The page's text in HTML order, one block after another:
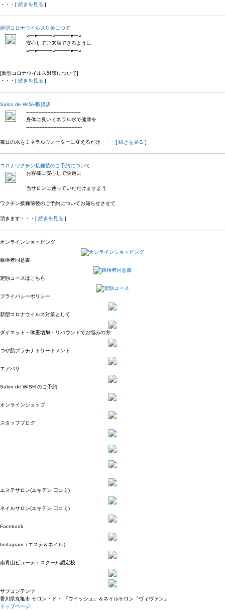
・・・[ 続きを見る ]
新型コロナウイルス対策につて
○━●━━━○━━━●━○
安心してご来店できるように
○━●━━━○━━━●━○
[新型コロナウイルス対策について]
・・・[ 続きを見る ]
Salon de WISH取扱店
------------------------------------
身体に良いミネラル水で健康を
-------------------------------------
毎日の水をミネラルウォーターに変えるだけ・・・[ 続きを見る ]
コロナワクチン接種後のご予約について
お客様に安心して快適に
当サロンに通っていただけますよう
ワクチン接種前後のご予約についてお知らせさせて
頂きます・・・[ 続きを見る ]
オンラインショッピング
親権者同意書
定額コースはこちら
プライバシーポリシー
新型コロナウイルス対策として
ダイエット・体重増加・リバウンドでお悩みの方
つや肌プラチナトリートメント
エアバリ
Salon de WISH のご予約
オンラインショップ
スタッフブログ
エステサロン(エキテン 口コミ)
ネイルサロン(エキテン 口コミ)
Facebook
Instagram（エステ＆ネイル）
南青山ビューティスクール認定校
サブコンテンツ
香川県丸亀市 サロン・ド・ 『ウイッシュ』＆ネイルサロン『ヴィヴァン』
トップページ